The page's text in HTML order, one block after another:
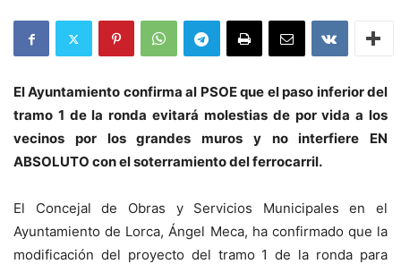
El Ayuntamiento confirma al PSOE que el paso inferior del
tramo 1 de la ronda evitará molestias de por vida a los
vecinos por los grandes muros y no interfiere EN
ABSOLUTO con el soterramiento del ferrocarril.
El Concejal de Obras y Servicios Municipales en el
Ayuntamiento de Lorca, Ángel Meca, ha confirmado que la
modificación del proyecto del tramo 1 de la ronda para